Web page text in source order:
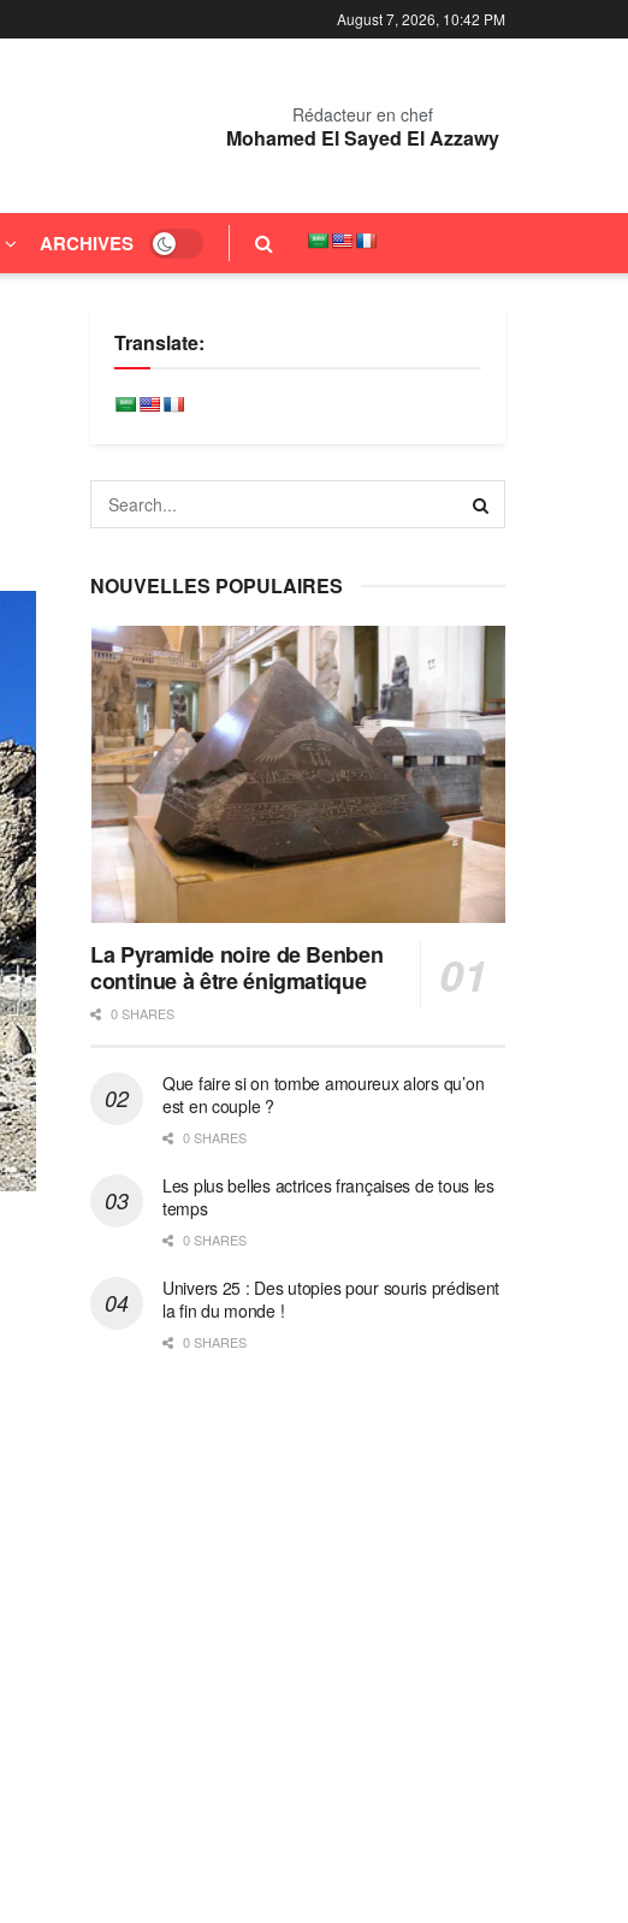
August 7, 2026, 10:42 PM
Rédacteur en chef
Mohamed El Sayed El Azzawy
ARCHIVES
Translate:
NOUVELLES POPULAIRES
La Pyramide noire de Benben
continue à être énigmatique
0 SHARES
Que faire si on tombe amoureux alors qu’on
est en couple ?
0 SHARES
Les plus belles actrices françaises de tous les
temps
0 SHARES
Univers 25 : Des utopies pour souris prédisent
la fin du monde !
0 SHARES